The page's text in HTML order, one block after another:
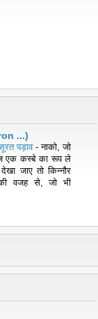
...)
पड़ाव-नाको, जो
एक कस्बे का रूप ले
जाए तो किन्नौर
वजह से, जो भी